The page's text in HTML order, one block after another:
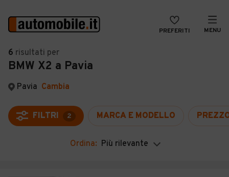
PREFERITI MENU
Auto
Auto usate
Auto Km 0
Auto Nuove
Noleggio a lungo termine
VENDI
MAGAZINE
ACCEDI
6 risultati per
BMW X2 a Pavia
Pavia Cambia
FILTRI 2 MARCA E MODELLO
Ordina: Più rilevante